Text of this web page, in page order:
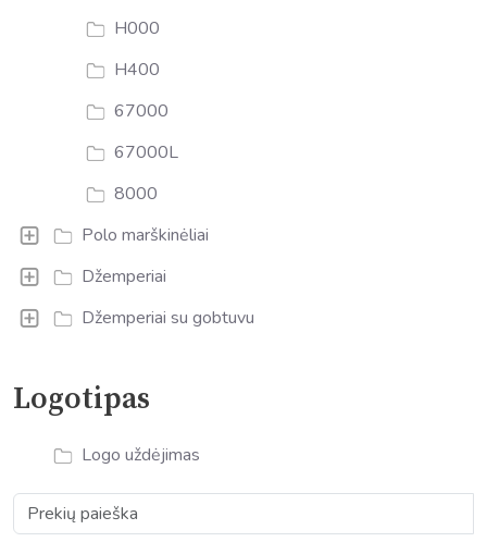
H000
H400
67000
67000L
8000
Polo marškinėliai
Džemperiai
Džemperiai su gobtuvu
Logotipas
Logo uždėjimas